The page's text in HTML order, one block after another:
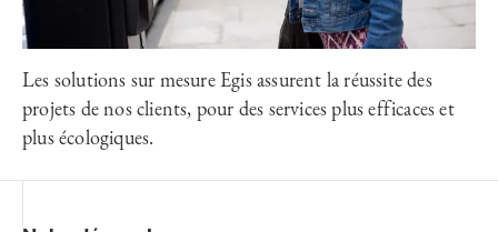
Les solutions sur mesure Egis assurent la réussite des
projets de nos clients, pour des services plus efficaces et
plus écologiques.